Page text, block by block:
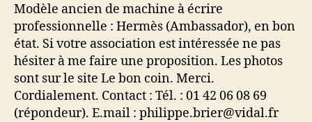
professionnelle
Hermès
(Ambassador)
Modèle ancien de machine à écrire
professionnelle : Hermès (Ambassador), en bon
état. Si votre association est intéressée ne pas
hésiter à me faire une proposition. Les photos
sont sur le site Le bon coin. Merci.
Cordialement. Contact : Tél. : 01 42 06 08 69
(répondeur). E.mail : philippe.brier@vidal.fr